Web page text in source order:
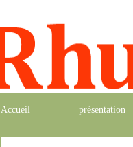
Accueil présentation